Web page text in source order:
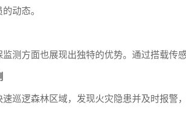
动态。
测方面也展现出独特的优势。通过搭载传
巡逻森林区域，发现火灾隐患并及时报警